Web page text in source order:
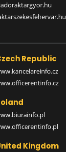
Republic
Kingdom